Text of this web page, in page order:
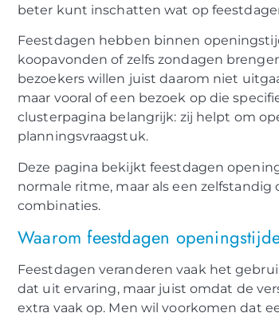
beter kunt inschatten wat op
Feestdagen hebben binnen
koopavonden of zelfs zondagen
bezoekers willen juist daarom niet
maar vooral of een bezoek op die
clusterpagina belangrijk: zij helpt om
planningsvraagstuk.
Deze pagina bekijkt feestdagen
normale ritme, maar als een
combinaties.
Waarom feestdagen
Feestdagen veranderen vaak het
dat uit ervaring, maar juist omdat de
extra vaak op. Men wil voorkomen dat